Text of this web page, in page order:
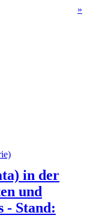
»
in der
und
- Stand: